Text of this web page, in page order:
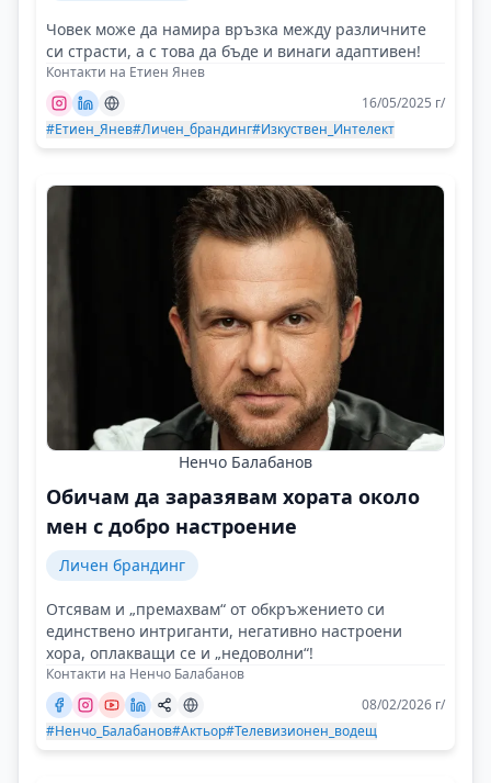
Човек може да намира връзка между различните
си страсти, а с това да бъде и винаги адаптивен!
Контакти на Етиен Янев
16/05/2025 г/
#Етиен_Янев#Личен_брандинг#Изкуствен_Интелект
Ненчо Балабанов
Обичам да заразявам хората около
мен с добро настроение
Личен брандинг
Отсявам и „премахвам“ от обкръжението си
единствено интриганти, негативно настроени
хора, оплакващи се и „недоволни“!
Контакти на Ненчо Балабанов
08/02/2026 г/
#Ненчо_Балабанов#Актьор#Телевизионен_водещ